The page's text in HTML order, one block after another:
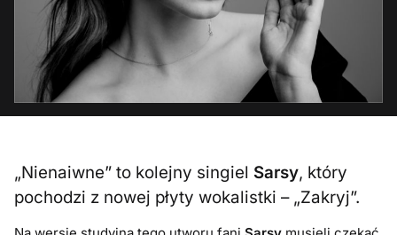
„Nienaiwne” to kolejny singiel Sarsy, który
pochodzi z nowej płyty wokalistki – „Zakryj”.